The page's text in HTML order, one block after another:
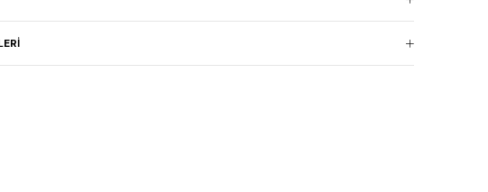
13,1 litre
sıcak su kapasitesi